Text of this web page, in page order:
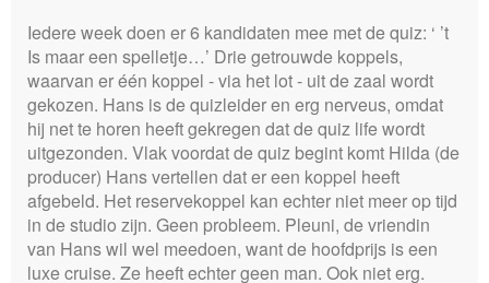
Iedere week doen er 6 kandidaten mee met de quiz: ‘ ’t
Is maar een spelletje…’ Drie getrouwde koppels,
waarvan er één koppel - via het lot - uit de zaal wordt
gekozen. Hans is de quizleider en erg nerveus, omdat
hij net te horen heeft gekregen dat de quiz life wordt
uitgezonden. Vlak voordat de quiz begint komt Hilda (de
producer) Hans vertellen dat er een koppel heeft
afgebeld. Het reservekoppel kan echter niet meer op tijd
in de studio zijn. Geen probleem. Pleuni, de vriendin
van Hans wil wel meedoen, want de hoofdprijs is een
luxe cruise. Ze heeft echter geen man. Ook niet erg.